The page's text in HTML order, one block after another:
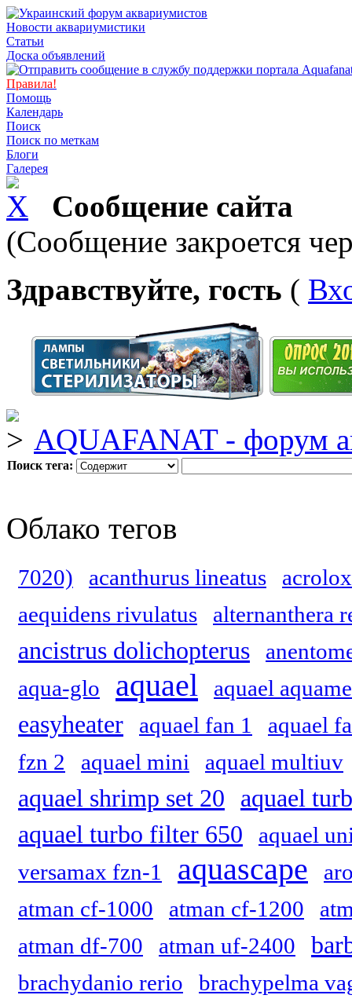
Новости аквариумистики
Статьи
Доска объявлений
Правила!
Помощь
Календарь
Поиск
Поиск по меткам
Блоги
Галерея
Сообщение сайта
(Сообщение закроется
Здравствуйте, гость (
AQUAFANAT - форум
Поиск тега:
Облако тегов
7020) acanthurus lineatus
aequidens rivulatus
alternanthera
ancistrus dolichopterus
aqua-glo
aquael aquael aquame
easyheater aquael fan 1
aquael
fzn 2
aquael mini aquael multiuv
aquael shrimp set 20
aquael
aquael turbo filter 650
aquael
versamax fzn-1
aquascape
atman cf-1000
atman cf-1200
atman df-700
atman uf-2400
brachydanio rerio
brachypelma